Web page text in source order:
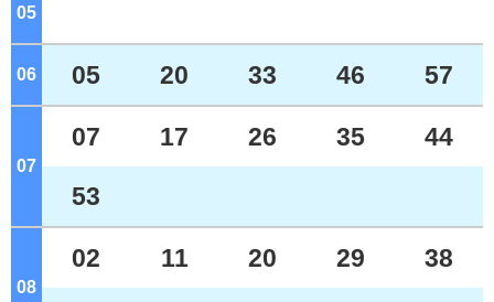
05
06 05 20 33 46 57
07 ジ
07 17 26 35 44
53
08 ジ
02 11 20 29 38